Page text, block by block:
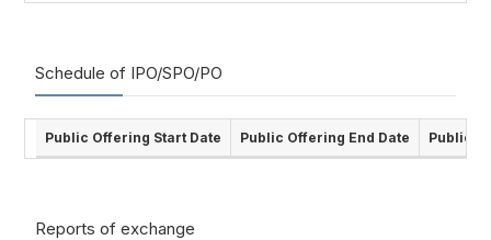
Schedule of IPO/SPO/PO
Public Offering Start Date Public Offering End Date Public
Reports of exchange